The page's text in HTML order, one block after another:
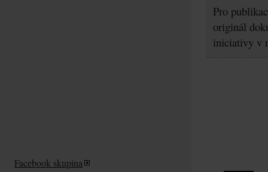
Pro
originál
iniciativy v
Facebook skupina